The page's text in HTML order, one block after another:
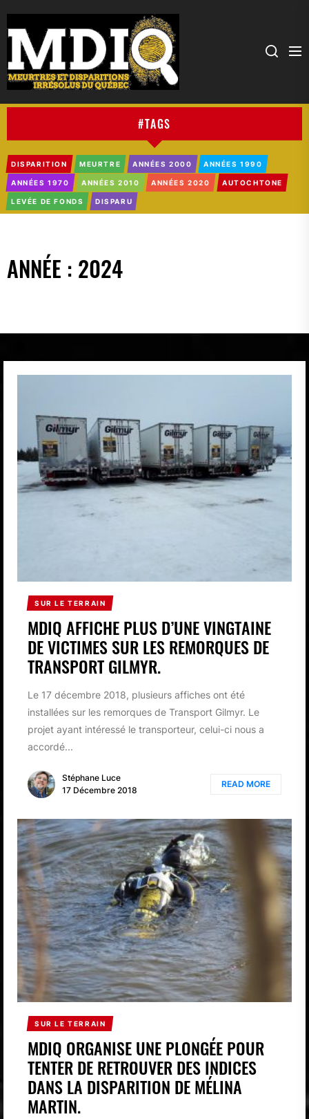
#TAGS
DISPARITION MEURTRE ANNÉES 2000 ANNÉES 1990
ANNÉES 1970 ANNÉES 2010 ANNÉES 2020 AUTOCHTONE
LEVÉE DE FONDS DISPARU
ANNÉE : 2024
SUR LE TERRAIN
MDIQ AFFICHE PLUS D’UNE VINGTAINE
DE VICTIMES SUR LES REMORQUES DE
TRANSPORT GILMYR.
Le 17 décembre 2018, plusieurs affiches ont été
installées sur les remorques de Transport Gilmyr. Le
projet ayant intéressé le transporteur, celui-ci nous a
accordé...
Stéphane Luce
17 Décembre 2018
READ MORE
SUR LE TERRAIN
MDIQ ORGANISE UNE PLONGÉE POUR
TENTER DE RETROUVER DES INDICES
DANS LA DISPARITION DE MÉLINA
MARTIN.